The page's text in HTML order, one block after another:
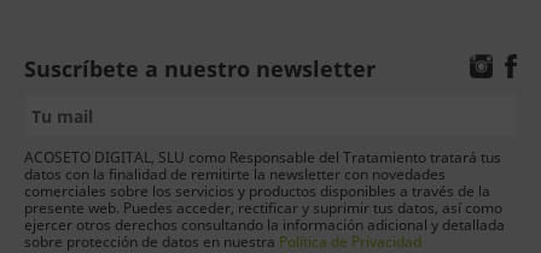
Suscríbete a nuestro newsletter
ACOSETO DIGITAL, SLU como Responsable del Tratamiento tratará tus
datos con la finalidad de remitirte la newsletter con novedades
comerciales sobre los servicios y productos disponibles a través de la
presente web. Puedes acceder, rectificar y suprimir tus datos, así como
ejercer otros derechos consultando la información adicional y detallada
sobre protección de datos en nuestra Política de Privacidad